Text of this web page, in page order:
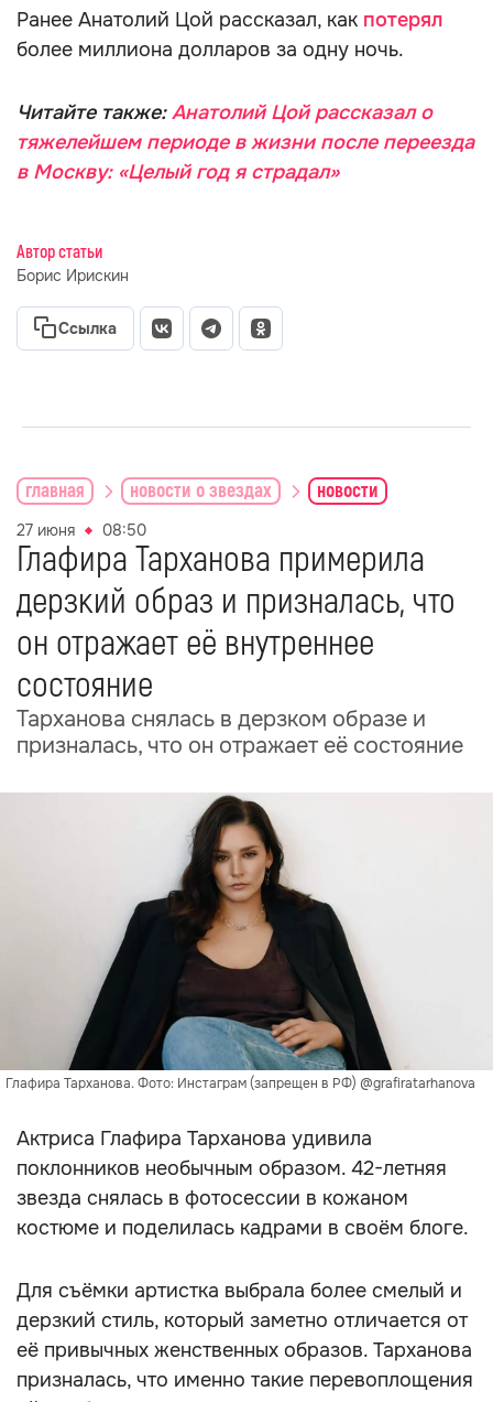
Ранее Анатолий Цой рассказал, как потерял
более миллиона долларов за одну ночь.
Читайте также:Анатолий Цой рассказал о
тяжелейшем периоде в жизни после переезда
в Москву: «Целый год я страдал»
Автор статьи
Борис Ирискин
Ссылка
главная новости о звездах новости
27 июня 08:50
Глафира Тарханова примерила
дерзкий образ и призналась, что
он отражает её внутреннее
состояние
Тарханова снялась в дерзком образе и
призналась, что он отражает её состояние
Глафира Тарханова. Фото: Инстаграм (запрещен в РФ) @grafiratarhanova
Актриса Глафира Тарханова удивила
поклонников необычным образом. 42-летняя
звезда снялась в фотосессии в кожаном
костюме и поделилась кадрами в своём блоге.
Для съёмки артистка выбрала более смелый и
дерзкий стиль, который заметно отличается от
её привычных женственных образов. Тарханова
призналась, что именно такие перевоплощения